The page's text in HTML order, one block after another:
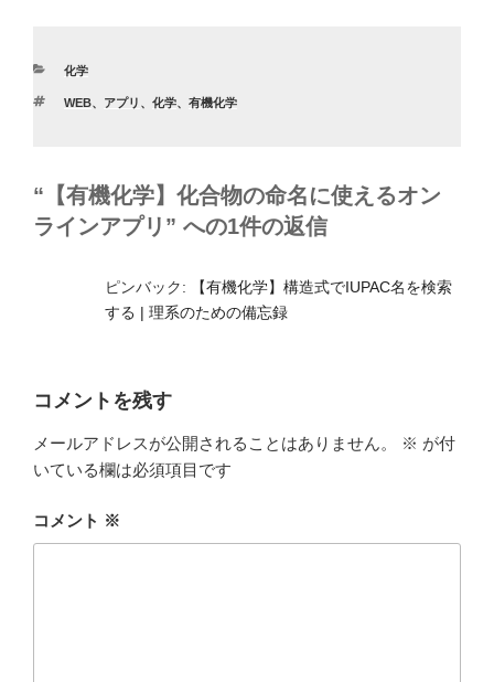
e
b
k
カ
ゴ
化学
タ
WEB、 アプリ 、 化学、 有機化学
“【有機化学】化合物の命名に使えるオン
ラインアプリ” への1件の返信
ピンバック:
【有機化学】構造式でIUPAC名を検索
する | 理系のための備忘録
コメントを残す
メールアドレスが公開されることはありません。 ※ が付
いている欄は必須項目です
コメント ※